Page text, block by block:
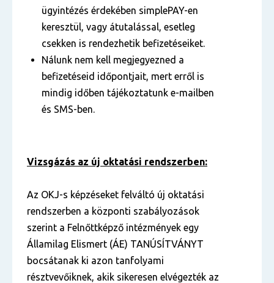
ügyintézés érdekében simplePAY-en
keresztül, vagy átutalással, esetleg
csekken is rendezhetik befizetéseiket.
Nálunk nem kell megjegyezned a
befizetéseid időpontjait, mert erről is
mindig időben tájékoztatunk e-mailben
és SMS-ben.
Vizsgázás az új oktatási rendszerben:
Az OKJ-s képzéseket felváltó új oktatási
rendszerben a központi szabályozások
szerint a Felnőttképző intézmények egy
Államilag Elismert (ÁE) TANÚSÍTVÁNYT
bocsátanak ki azon tanfolyami
résztvevőiknek, akik sikeresen elvégezték az